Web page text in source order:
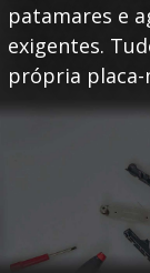
patamares e
exigentes.
própria placa-